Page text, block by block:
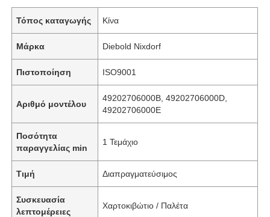
Τόπος καταγωγής Κίνα
Μάρκα Diebold Nixdorf
Πιστοποίηση ISO9001
Αριθμό μοντέλου
49202706000B, 49202706000D,
49202706000E
Ποσότητα
παραγγελίας min
1 Τεμάχιο
Τιμή Διαπραγματεύσιμος
Συσκευασία
λεπτομέρειες
Χαρτοκιβώτιο / Παλέτα